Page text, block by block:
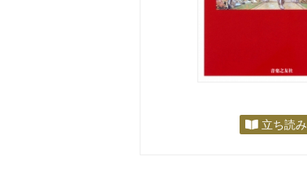
立ち読み